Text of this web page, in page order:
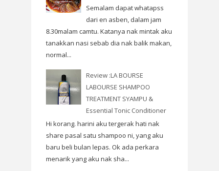
Semalam dapat whatapss
dari en asben, dalam jam
8.30malam camtu. Katanya nak mintak aku
tanakkan nasi sebab dia nak balik makan,
normal...
Review :LA BOURSE
LABOURSE SHAMPOO
TREATMENT SYAMPU &
Essential Tonic Conditioner
Hi korang. harini aku tergerak hati nak
share pasal satu shampoo ni, yang aku
baru beli bulan lepas. Ok ada perkara
menarik yang aku nak sha...